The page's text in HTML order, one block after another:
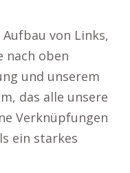
von Links,
nach oben
und unserem
das alle unsere
Verknüpfungen
ein starkes